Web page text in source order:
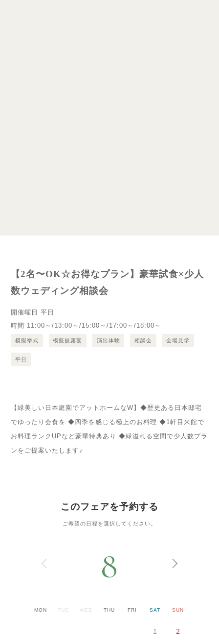
【2名〜OK☆お得なプラン】豪華試食×少人
数ウェディング相談会
開催曜日 平日
時間 11:00～/13:00～/15:00～/17:00～/18:00～
模擬挙式 模擬披露宴 演出体験 相談会 会場見学
平日
【緑美しい日本庭園でアットホームなW】◆歴史ある日本邸宅
でゆったり会食を ◆四季を感じる極上のお料理 ◆1軒目来館で
お料理ランクUPなど豪華特典あり ◆緑溢れる空間で少人数プラ
ンをご提案いたします♪
このフェアを予約する
ご希望の日程を選択してください。
8
MON TUE WED THU FRI SAT SUN
1 2